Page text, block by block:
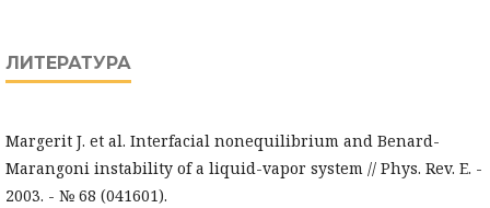
ЛИТЕРАТУРА
Margerit J. et al. Interfacial nonequilibrium and Benard-
Marangoni instability of a liquid-vapor system // Phys. Rev. E. -
2003. - № 68 (041601).